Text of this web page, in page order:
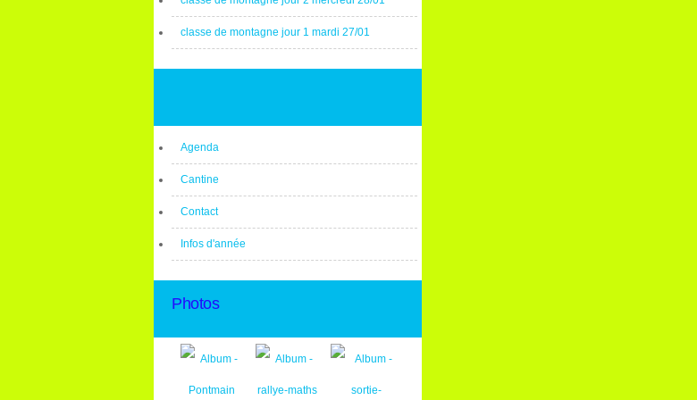
classe de montagne jour 1 mardi 27/01
Agenda
Cantine
Contact
Infos d'année
Photos